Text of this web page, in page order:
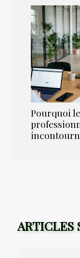
Pourquoi
ARTICLES